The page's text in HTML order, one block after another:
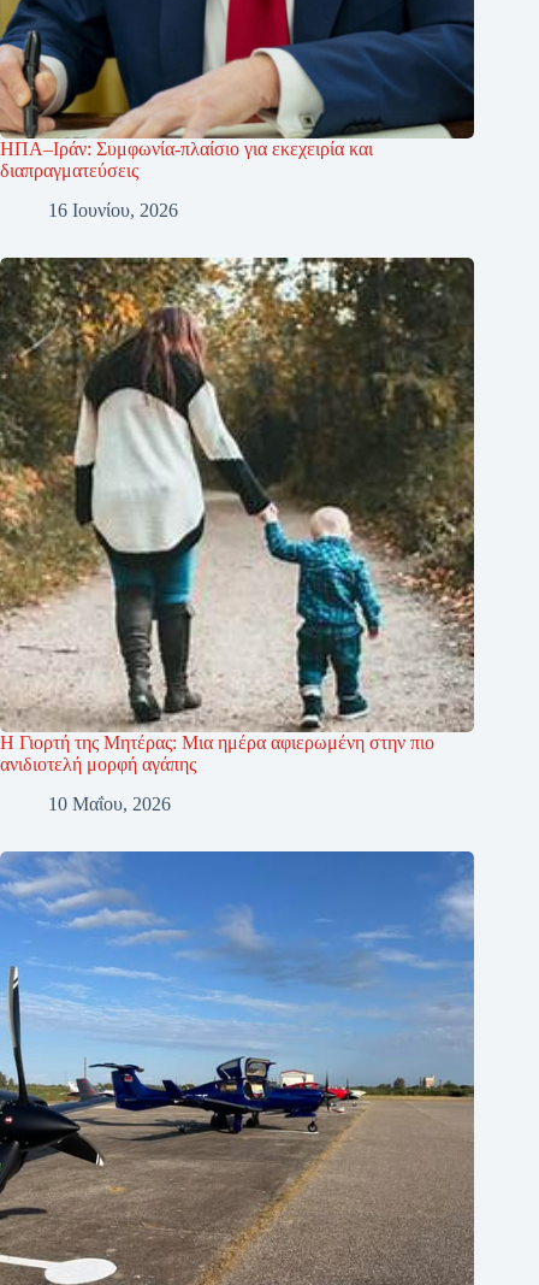
ΗΠΑ–Ιράν: Συμφωνία-πλαίσιο για εκεχειρία και
διαπραγματεύσεις
16 Ιουνίου, 2026
Η Γιορτή της Μητέρας: Μια ημέρα αφιερωμένη στην πιο
ανιδιοτελή μορφή αγάπης
10 Μαΐου, 2026